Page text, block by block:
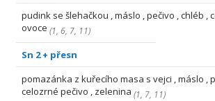
pudink se šlehačkou , máslo , pečivo , chléb ,
ovoce (1, 6, 7, 11)
Sn 2 + přesn
pomazánka z kuřecího masa s vejci , máslo ,
celozrné pečivo , zelenina (1, 7, 11)